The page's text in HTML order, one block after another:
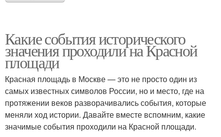
Какие события исторического
значения проходили на Красной
площади
Красная площадь в Москве — это не просто один из
самых известных символов России, но и место, где на
протяжении веков разворачивались события, которые
меняли ход истории. Давайте вместе вспомним, какие
значимые события проходили на Красной площади.